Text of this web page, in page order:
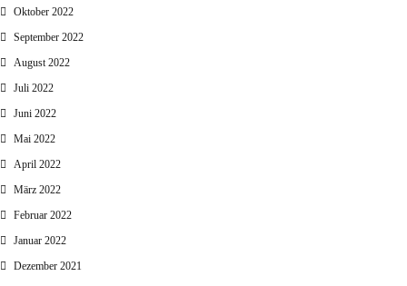
Oktober 2022
September 2022
August 2022
Juli 2022
Juni 2022
Mai 2022
April 2022
März 2022
Februar 2022
Januar 2022
Dezember 2021